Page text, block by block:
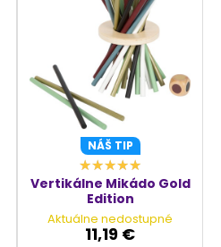
NÁŠ TIP
Vertikálne Mikádo Gold
Edition
Aktuálne nedostupné
11,19 €